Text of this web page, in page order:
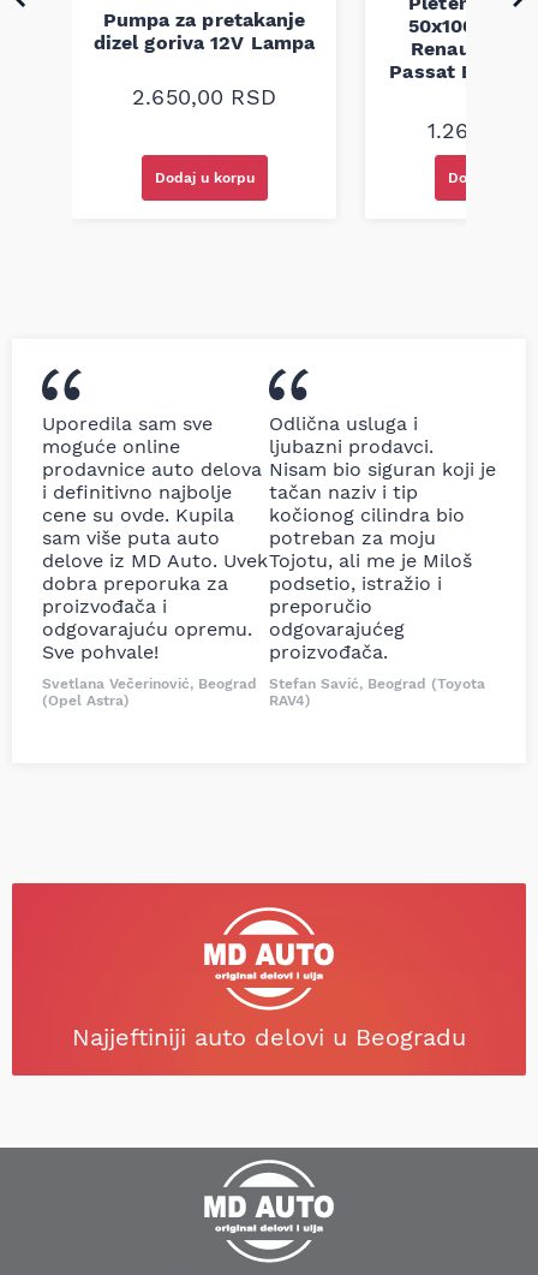
Pumpa za pretakanje
dizel goriva 12V Lampa
2.650,00 RSD
Dodaj u korpu
50x100 Audi
Renault
Passat B5
1.260,00
Dodaj u
Uporedila sam sve
moguće online
prodavnice auto delova
i definitivno najbolje
cene su ovde. Kupila
sam više puta auto
delove iz MD Auto. Uvek
dobra preporuka za
proizvođača i
odgovarajuću opremu.
Sve pohvale!
Svetlana Večerinović, Beograd
(Opel Astra)
Odlična usluga i
ljubazni prodavci.
Nisam bio siguran koji je
tačan naziv i tip
kočionog cilindra bio
potreban za moju
Tojotu, ali me je Miloš
podsetio, istražio i
preporučio
odgovarajućeg
proizvođača.
Stefan Savić, Beograd (Toyota
RAV4)
Najjeftiniji auto delovi u Beogradu